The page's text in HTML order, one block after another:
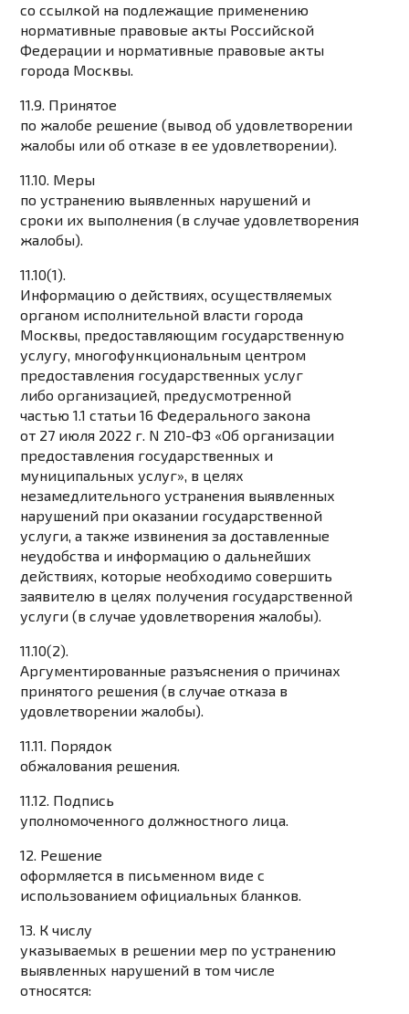
со ссылкой на подлежащие применению
нормативные правовые акты Российской
Федерации и нормативные правовые акты
города Москвы.
11.9. Принятое
по жалобе решение (вывод об удовлетворении
жалобы или об отказе в ее удовлетворении).
11.10. Меры
по устранению выявленных нарушений и
сроки их выполнения (в случае удовлетворения
жалобы).
11.10(1).
Информацию о действиях, осуществляемых
органом исполнительной власти города
Москвы, предоставляющим государственную
услугу, многофункциональным центром
предоставления государственных услуг
либо организацией, предусмотренной
частью 1.1 статьи 16 Федерального закона
от 27 июля 2022 г. N 210-ФЗ «Об организации
предоставления государственных и
муниципальных услуг», в целях
незамедлительного устранения выявленных
нарушений при оказании государственной
услуги, а также извинения за доставленные
неудобства и информацию о дальнейших
действиях, которые необходимо совершить
заявителю в целях получения государственной
услуги (в случае удовлетворения жалобы).
11.10(2).
Аргументированные разъяснения о причинах
принятого решения (в случае отказа в
удовлетворении жалобы).
11.11. Порядок
обжалования решения.
11.12. Подпись
уполномоченного должностного лица.
12. Решение
оформляется в письменном виде с
использованием официальных бланков.
13. К числу
указываемых в решении мер по устранению
выявленных нарушений в том числе
относятся: